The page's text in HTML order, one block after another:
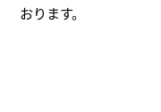
おります。